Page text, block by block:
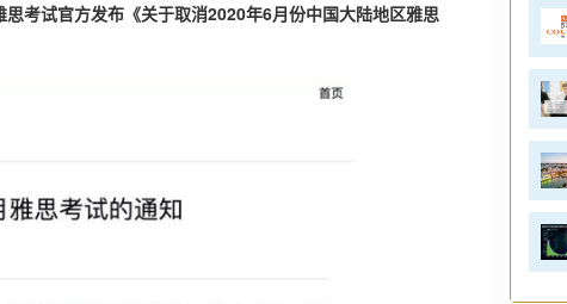
思考试官方发布《关于取消2020年6月份中国大陆地区雅思